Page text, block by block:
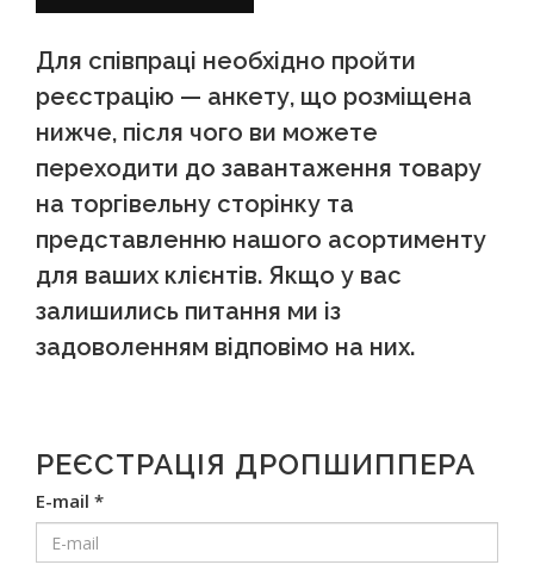
Для співпраці необхідно пройти
реєстрацію — анкету, що розміщена
нижче, після чого ви можете
переходити до завантаження товару
на торгівельну сторінку та
представленню нашого асортименту
для ваших клієнтів. Якщо у вас
залишились питання ми із
задоволенням відповімо на них.
РЕЄСТРАЦІЯ ДРОПШИППЕРА
E-mail *